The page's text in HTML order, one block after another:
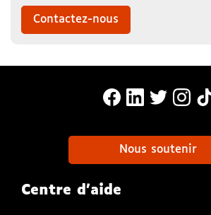
Contactez-nous
MonaLira Sur
MonaLira
Nous soutenir
Centre d'aide